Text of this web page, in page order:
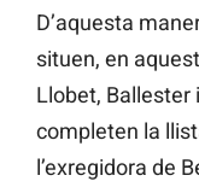
D’aquesta
situen, en
Llobet, Ballester
completen la
l’exregidora de